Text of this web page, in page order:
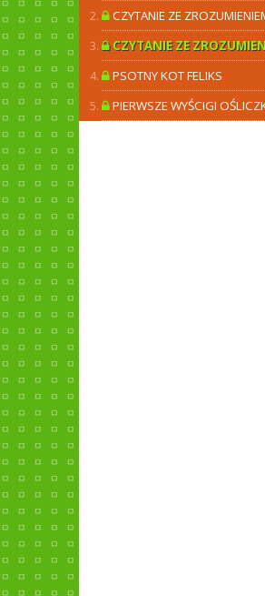
CZYTANIE ZE
CZYTANIE ZE
PSOTNY KOT FELIKS
PIERWSZE WYŚCIGI